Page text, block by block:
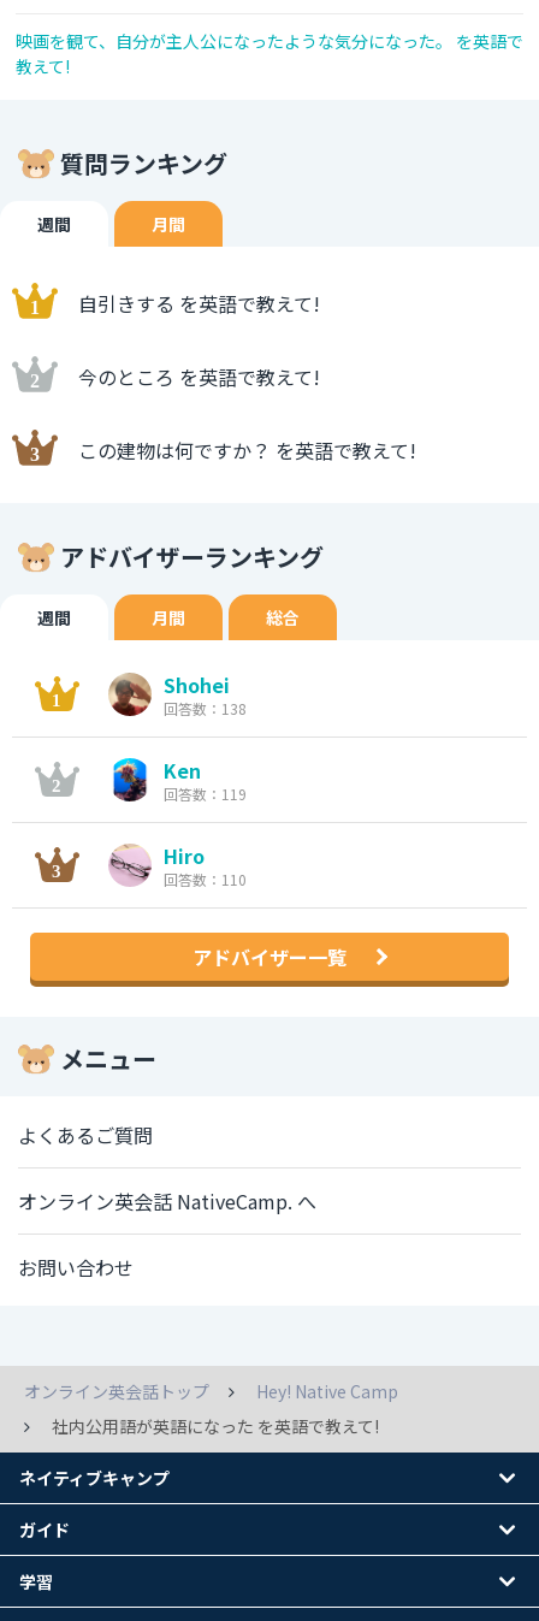
映画を観て、自分が主人公になったような気分になった。 を英語で
教えて!
質問ランキング
週間 月間
自引きする を英語で教えて!
今のところ を英語で教えて!
この建物は何ですか？ を英語で教えて!
アドバイザーランキング
週間 月間 総合
Shohei
回答数：138
Ken
回答数：119
Hiro
回答数：110
アドバイザー一覧
メニュー
よくあるご質問
オンライン英会話 NativeCamp. へ
お問い合わせ
オンライン英会話トップ
Hey! Native Camp
社内公用語が英語になった を英語で教えて!
ネイティブキャンプ
ガイド
学習